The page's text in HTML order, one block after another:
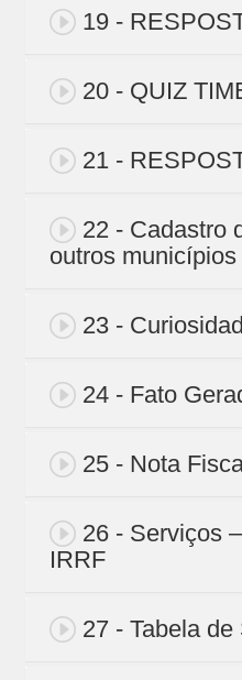
19 -
20 - QUIZ
21 -
22 - Cadastro
outros municípios
23 -
24 - Fato
25 - Nota
26 - Serviços
IRRF
27 - Tabela de